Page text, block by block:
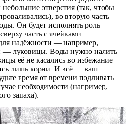
небольшие отверстия (так, чтобы
во вторую часть
Он будет исполнять роль
часть с ячейками
надёжности — например,
— луковицы. Воды нужно налить
её не касались во избежание
лишь корни. И всё — ваш
время от времени подливать
необходимости (например,
запаха).